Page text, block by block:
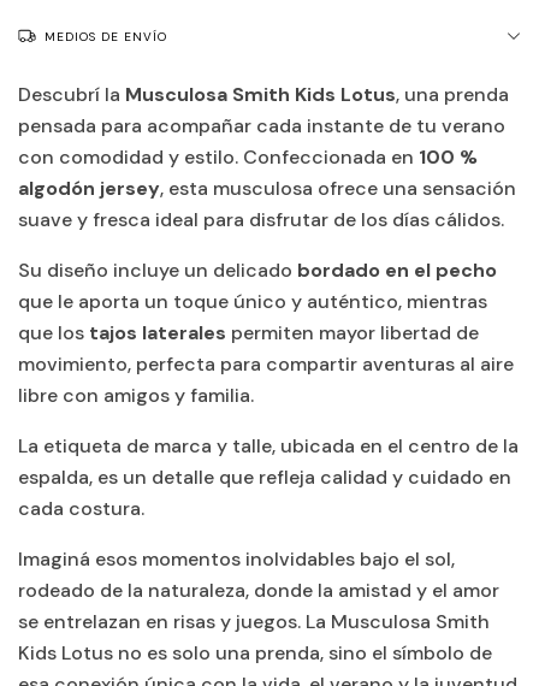
MEDIOS DE ENVÍO
Descubrí la Musculosa Smith Kids Lotus, una prenda
pensada para acompañar cada instante de tu verano
con comodidad y estilo. Confeccionada en 100 %
algodón jersey, esta musculosa ofrece una sensación
suave y fresca ideal para disfrutar de los días cálidos.
Su diseño incluye un delicado bordado en el pecho
que le aporta un toque único y auténtico, mientras
que los tajos laterales permiten mayor libertad de
movimiento, perfecta para compartir aventuras al aire
libre con amigos y familia.
La etiqueta de marca y talle, ubicada en el centro de la
espalda, es un detalle que refleja calidad y cuidado en
cada costura.
Imaginá esos momentos inolvidables bajo el sol,
rodeado de la naturaleza, donde la amistad y el amor
se entrelazan en risas y juegos. La Musculosa Smith
Kids Lotus no es solo una prenda, sino el símbolo de